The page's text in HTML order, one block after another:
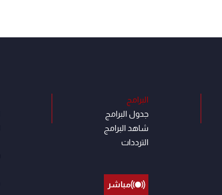
البرامج
جدول البرامج
شاهد البرامج
الترددات
مباشر